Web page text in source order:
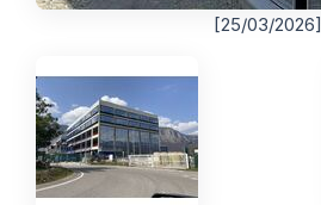
[25/03/2026]